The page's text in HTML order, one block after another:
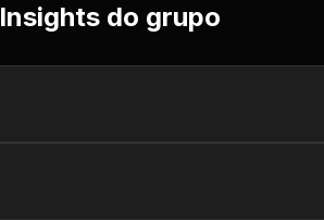
Insights do grupo